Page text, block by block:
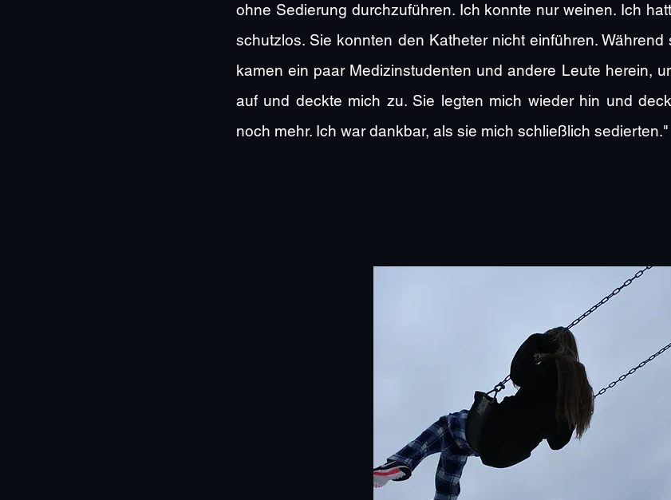
ohne Sedierung durchzuführen. Ich konnte nur weinen. Ich
schutzlos. Sie konnten den Katheter nicht einführen.
kamen ein paar Medizinstudenten und andere Leute herein,
auf und deckte mich zu. Sie legten mich wieder hin und
noch mehr. Ich war dankbar, als sie mich schließlich sedierten."